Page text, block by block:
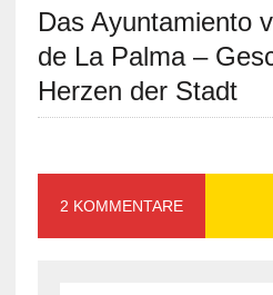
Das Ayuntamiento
de La Palma –
Herzen der Stadt
2 KOMMENTARE